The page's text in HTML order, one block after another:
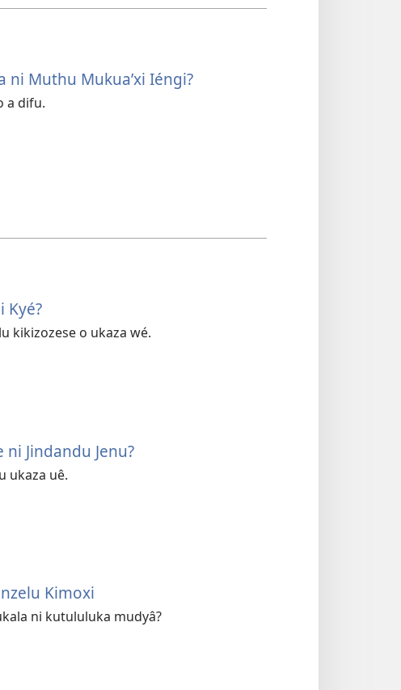
ni Muthu Mukua’xi Iéngi?
a difu.
Kyé?
kikizozese o ukaza wé.
Jindandu Jenu?
ukaza uê.
Kimoxi
ni kutululuka mudyâ?